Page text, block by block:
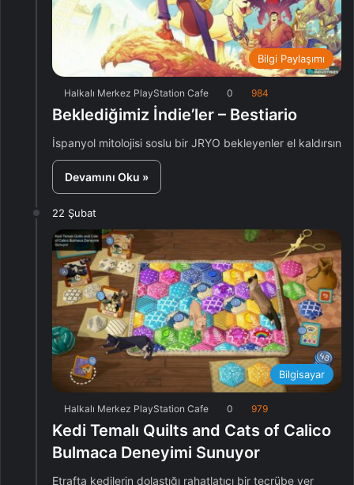
Bilgi Paylaşımı
Halkalı Merkez PlayStation Cafe 0 984
Beklediğimiz İndie’ler – Bestiario
İspanyol mitolojisi soslu bir JRYO bekleyenler el kaldırsın
Devamını Oku »
22 Şubat
Bilgisayar
Halkalı Merkez PlayStation Cafe 0 979
Kedi Temalı Quilts and Cats of Calico
Bulmaca Deneyimi Sunuyor
Etrafta kedilerin dolaştığı rahatlatıcı bir tecrübe yer